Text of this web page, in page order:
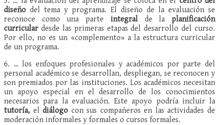
diseño del tema y programa. El diseño de la evaluación se
reconoce como una parte integralde laplanificación
curricular desde las primeras etapas del desarrollo del curso.
Por ello, no es un «complemento» a la estructura curricular
de un programa.
6. … los enfoques profesionales y académicos por parte del
personal académico se desarrollan, despliegan, se reconocen y
son premiados por las instituciones. Los académicos necesitan
un apoyo especial en el desarrollo de los conocimientos
necesarios para la evaluación. Este apoyo podría incluir la
tutoría, eldiálogo con sus compañeros en las actividades de
moderación informales y formales o cursos formales.